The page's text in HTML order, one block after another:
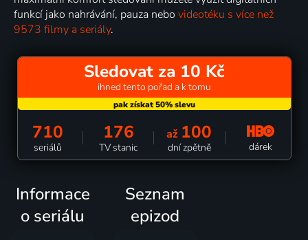
funkcí jako nahrávání, pauza nebo videotéku s více než
9573 filmy a seriály.
Sledovat za 10 Kč
ihned tento pořad a k tomu
710
seriálů
176
TV stanic
až 100
dní zpětně dárek
Informace
o seriálu
Seznam
epizod